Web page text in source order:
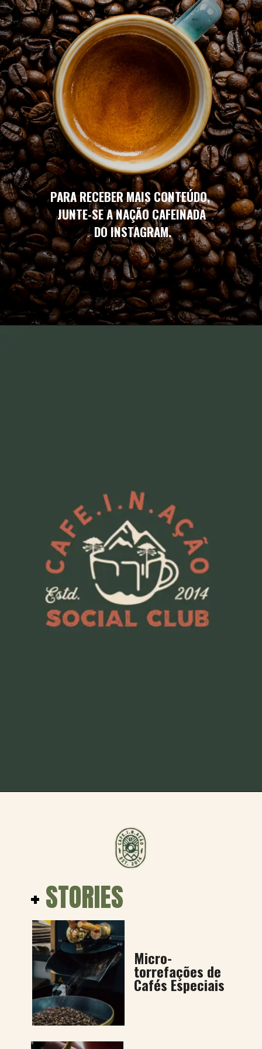
PARA RECEBER MAIS CONTEÚDO,
JUNTE-SE A NAÇÃO CAFEINADA
DO INSTAGRAM.
+STORIES
Micro-
torrefações de
Cafés Especiais